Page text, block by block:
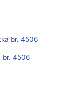
br. 4506